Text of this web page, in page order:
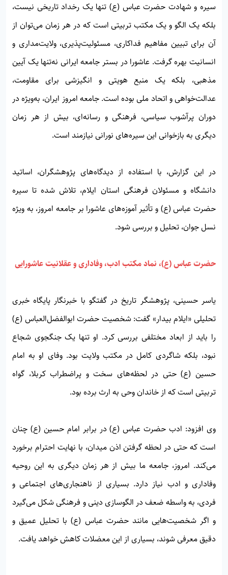
سیره و شهادت حضرت عباس (ع) تنها یک رخداد تاریخی نیست،
بلکه یک الگو و یک مکتب تربیتی است که در هر زمان می‌توان از
آن برای تبیین مفاهیم فداکاری، مسئولیت‌پذیری، ولایت‌مداری و
انسانیت بهره گرفت. عاشورا در بستر جامعه ایرانی نه‌تنها یک آیین
مذهبی، بلکه یک منبع هویتی و انگیزشی برای مقاومت،
عدالت‌خواهی و اتحاد ملی بوده است. جامعه امروز ایران، به‌ویژه در
دوران پرآشوب سیاسی، فرهنگی و رسانه‌ای، بیش از هر زمان
دیگری به بازخوانی این سیره‌های نورانی نیازمند است.
در این گزارش، با استفاده از دیدگاه‌های پژوهشگران، اساتید
دانشگاه و مسئولان فرهنگی استان ایلام، تلاش شده تا سیره
حضرت عباس (ع) و تأثیر آموزه‌های عاشورا بر جامعه امروز، به ویژه
نسل جوان، تحلیل و بررسی شود.
حضرت عباس (ع)، نماد مکتب ادب، وفاداری و عقلانیت عاشورایی
یاسر حسینی، پژوهشگر تاریخ در گفتگو با خبرنگار پایگاه خبری
تحلیلی «ایلام بیدار» گفت: شخصیت حضرت ابوالفضل‌العباس (ع)
را باید از ابعاد مختلفی بررسی کرد. او تنها یک جنگجوی شجاع
نبود، بلکه شاگردی کامل در مکتب ولایت بود. وفای او به امام
حسین (ع) حتی در لحظه‌های سخت و پراضطراب کربلا، گواه
تربیتی است که از خاندان وحی به ارث برده بود.
وی افزود: ادب حضرت عباس (ع) در برابر امام حسین (ع) چنان
است که حتی در لحظه گرفتن اذن میدان، با نهایت احترام برخورد
می‌کند. امروز، جامعه ما بیش از هر زمان دیگری به این روحیه
وفاداری و ادب نیاز دارد. بسیاری از ناهنجاری‌های اجتماعی و
فردی، به واسطه ضعف در الگوسازی دینی و فرهنگی شکل می‌گیرد
و اگر شخصیت‌هایی مانند حضرت عباس (ع) با تحلیل عمیق و
دقیق معرفی شوند، بسیاری از این معضلات کاهش خواهد یافت.